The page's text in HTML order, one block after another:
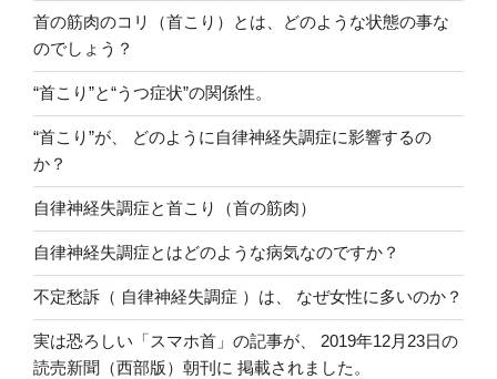
首の筋肉のコリ（首こり）とは、どのような状態の事な
のでしょう？
“首こり”と“うつ症状”の関係性。
“首こり”が、 どのように自律神経失調症に影響するの
か？
自律神経失調症と首こり（首の筋肉）
自律神経失調症とはどのような病気なのですか？
不定愁訴（ 自律神経失調症 ）は、 なぜ女性に多いのか？
実は恐ろしい「スマホ首」の記事が、 2019年12月23日の
読売新聞（西部版）朝刊に 掲載されました。